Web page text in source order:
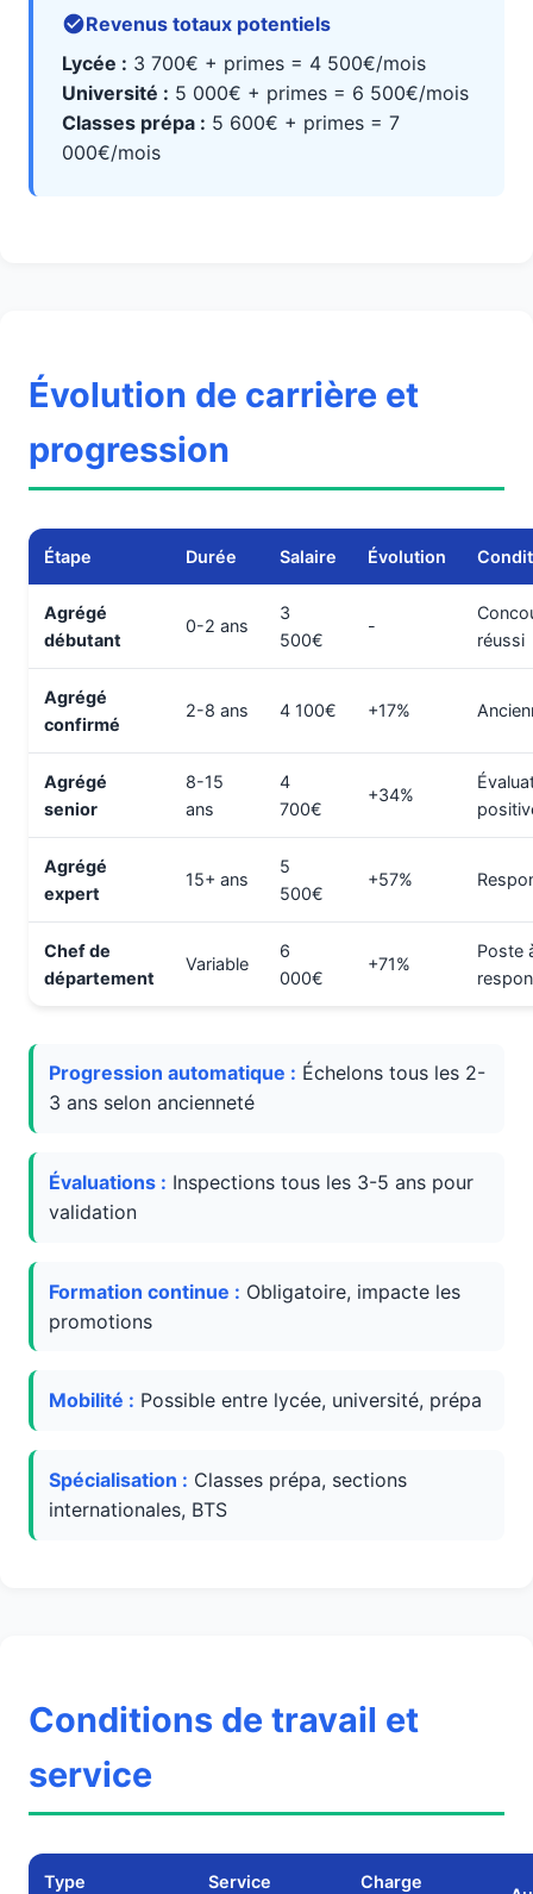
Revenus totaux potentiels
Lycée : 3 700€ + primes = 4 500€/mois
Université : 5 000€ + primes = 6 500€/mois
Classes prépa : 5 600€ + primes = 7
000€/mois
Évolution de carrière et
progression
Étape Durée Salaire Évolution
Agrégé
débutant
0-2 ans
3
500€
-
réussi
Agrégé
confirmé
2-8 ans 4 100€ +17%
Agrégé
senior
8-15
ans
4
700€
+34%
Agrégé
expert
15+ ans
5
500€
+57%
Chef de
département
Variable
6
000€
+71%
Poste
Progression automatique : Échelons tous les 2-
3 ans selon ancienneté
Évaluations : Inspections tous les 3-5 ans pour
validation
Formation continue : Obligatoire, impacte les
promotions
Mobilité : Possible entre lycée, université, prépa
Spécialisation : Classes prépa, sections
internationales, BTS
Conditions de travail et
service
Type Service Charge